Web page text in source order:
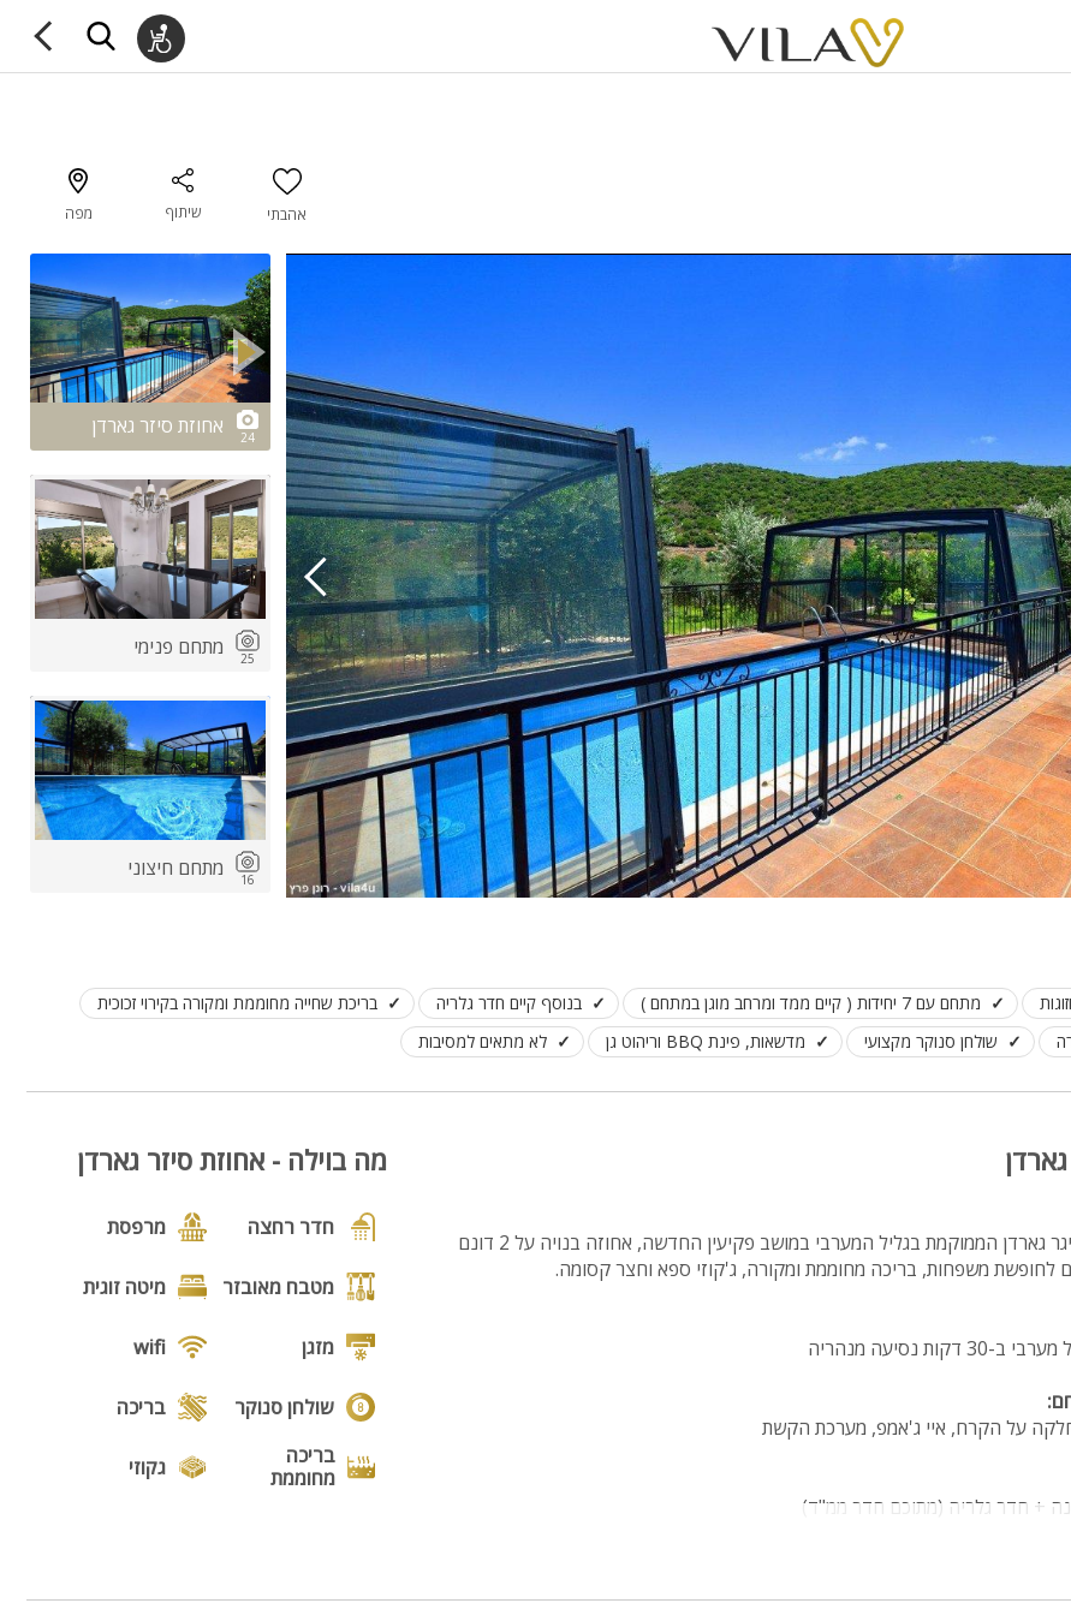
אהבתי שיתוף מפה
2/24
24 אחוזת סיזר גארדן
25 מתחם פנימי
16 מתחם חיצוני
מתחם עם 7 יחידות ( קיים ממד ומרחב מוגן במתחם ) בנוסף קיים חדר גלריה
בריכת שחייה מחוממת ומקורה בקירוי זכוכית
שולחן סנוקר מקצועי מדשאות, פינת BBQ וריהוט גן לא מתאים למסיבות
הכירו את אחוזת הנופש סיגר גארדן הממוקמת בגליל המערבי במושב פקיעין החדשה, אחוזה בנויה על 2 דונם
לחופשת משפחות, בריכה מחוממת ומקורה, ג'קוזי ספא וחצר קסומה.
נסיעה מנהריה
על הקרח, איי ג'אמפ, מערכת הקשת
מה בוילה - אחוזת סיזר גארדן
חדר רחצה מרפסת
מטבח מאובזר מיטה זוגית
מזגן wifi
שולחן סנוקר
בריכה
בריכה
מחוממת
גקוזי